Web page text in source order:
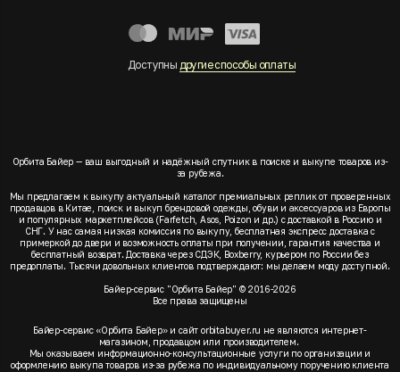
Доступны другие способы оплаты
Орбита Байер — ваш выгодный и надёжный спутник в поиске и выкупе товаров из-
за рубежа.
Мы предлагаем к выкупу актуальный каталог премиальных реплик от проверенных
продавцов в Китае, поиск и выкуп брендовой одежды, обуви и аксессуаров из Европы
и популярных маркетплейсов (Farfetch, Asos, Poizon и др.) с доставкой в Россию и
СНГ. У нас самая низкая комиссия по выкупу, бесплатная экспресс доставка с
примеркой до двери и возможность оплаты при получении, гарантия качества и
бесплатный возврат. Доставка через СДЭК, Boxberry, курьером по России без
предоплаты. Тысячи довольных клиентов подтверждают: мы делаем моду доступной.
Байер-сервис "Орбита Байер" © 2016-2026
Все права защищены
Байер-сервис «Орбита Байер» и сайт orbitabuyer.ru не являются интернет-
магазином, продавцом или производителем.
Мы оказываем информационно-консультационные услуги по организации и
оформлению выкупа товаров из-за рубежа по индивидуальному поручению клиента